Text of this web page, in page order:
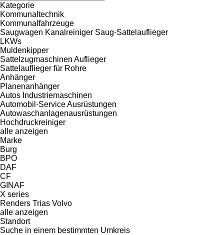
Kategorie
Kommunaltechnik
Kommunalfahrzeuge
Saugwagen Kanalreiniger Saug-Sattelauflieger
LKWs
Muldenkipper
Sattelzugmaschinen Auflieger
Sattelauflieger für Rohre
Anhänger
Planenanhänger
Autos Industriemaschinen
Automobil-Service Ausrüstungen
Autowaschanlagenausrüstungen
Hochdruckreiniger
alle anzeigen
Marke
Burg
BPO
DAF
CF
GINAF
X series
Renders Trias Volvo
alle anzeigen
Standort
Suche in einem bestimmten Umkreis